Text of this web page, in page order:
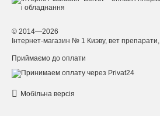
© 2014—2026
Інтернет-магазин № 1 Киэву, вет
Приймаємо до оплати
Мобільна версія